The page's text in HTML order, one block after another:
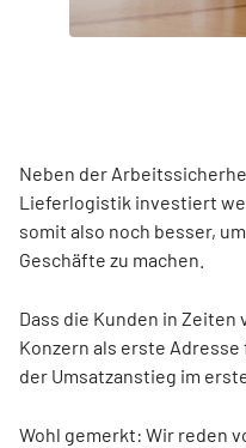
Neben der
Lieferlogistik investiert
somit also noch besser,
Geschäfte zu machen.
Dass die Kunden in Zeiten
Konzern als erste
der Umsatzanstieg im
Wohl gemerkt: Wir reden